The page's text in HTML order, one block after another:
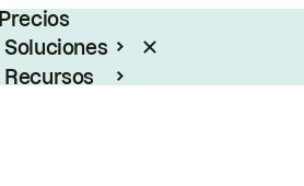
Precios
Soluciones
Recursos